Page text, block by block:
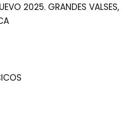
2025. GRANDES VALSES,